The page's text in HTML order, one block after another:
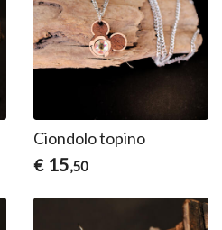
Ciondolo topino
€ 15,50